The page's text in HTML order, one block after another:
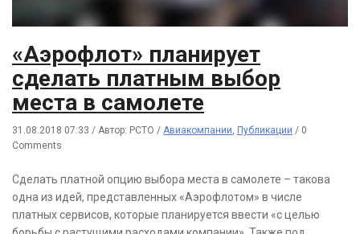
«Аэрофлот» планирует
сделать платным выбор
места в самолете
31.08.2018 07:33 / Автор: РСТО / Авиакомпании, Публикации / 0
Comments
Сделать платной опцию выбора места в самолете – такова
одна из идей, представленных «Аэрофлотом» в числе
платных сервисов, которые планируется ввести «с целью